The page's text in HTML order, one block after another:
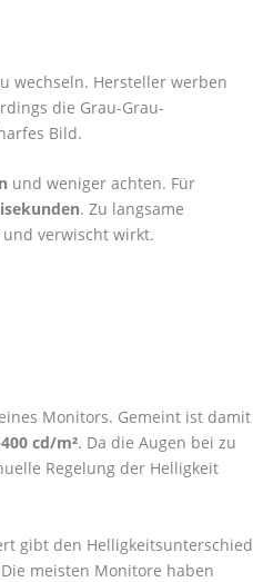
wechseln. Hersteller werben
die Grau-Grau-
Bild.
und weniger achten. Für
. Zu langsame
verwischt wirkt.
Monitors. Gemeint ist damit
cd/m². Da die Augen bei zu
Regelung der Helligkeit
gibt den Helligkeitsunterschied
meisten Monitore haben